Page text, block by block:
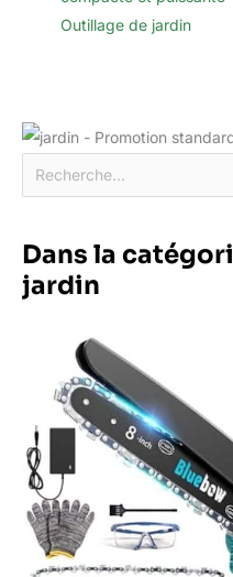
Outillage de jardin
Dans la
jardin